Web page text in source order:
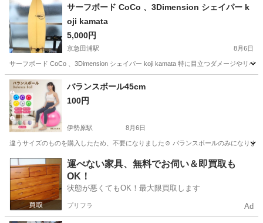
サーフボード CoCo 、3Dimension シェイパー k
oji kamata
5,000円
京急田浦駅 8月6日
サーフボード CoCo 、3Dimension シェイパー koji kamata 特に目立つダメージやリ
神奈川 逗子市 京急田浦駅
バランスボール45cm
100円
伊勢原駅 8月6日
違うサイズのものを購入したため、不要になりました☺︎ バランスボールのみになりま
神奈川 伊勢原市 伊勢原駅 フィットネス、トレーニング
運べない家具、無料でお伺い＆即買取も
OK！
状態が悪くてもOK！最大限買取します
プリフラ Ad